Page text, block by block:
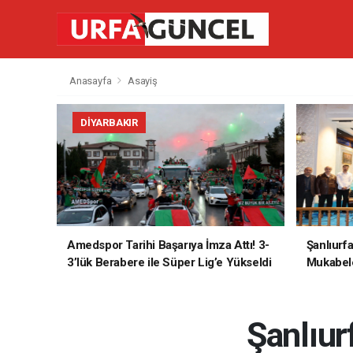
Anasayfa Asayiş
DIYARBAKIR
Amedspor Tarihi Başarıya İmza Attı! 3-
3’lük Berabere ile Süper Lig’e Yükseldi